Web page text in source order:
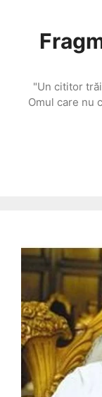
conținut
"Un cititor
Omul care nu